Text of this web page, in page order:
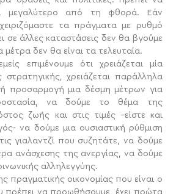
μεγαλύτερο από τη φθορά. Εάν
τα πράγματα με ρυθμό
σε άλλες καταστάσεις δεν θα βγούμε
μέτρα δεν θα είναι τα τελευταία.
επιμένουμε ότι χρειάζεται μία
στρατηγικής, χρειάζεται παράλληλα
προσαρμογή μια δέσμη μέτρων για
να δούμε το θέμα της
ζωής και στις τιμές –είστε και
να δούμε μια ουσιαστική ρύθμιση
γιαλαντζί που συζητάτε, να δούμε
ανάσχεσης της ανεργίας, να δούμε
αλληλεγγύης.
πραγματικής οικονομίας που είναι ο
πρέπει να προωθήσουμε, έχει πρώτα